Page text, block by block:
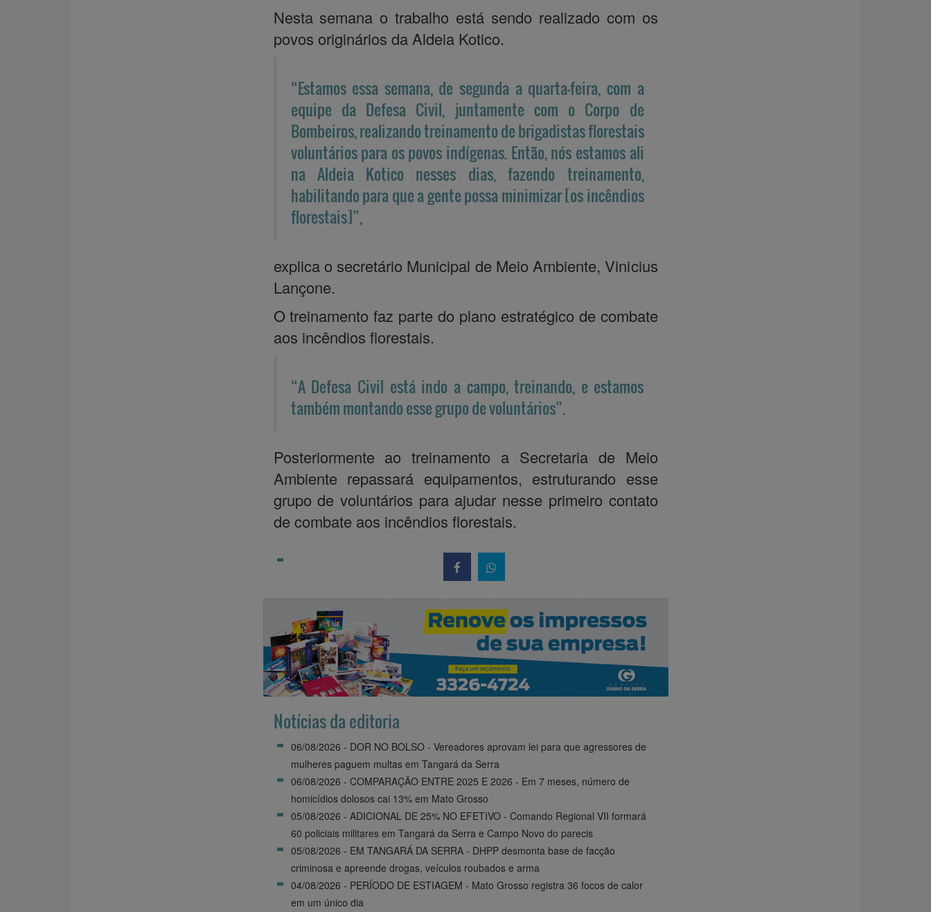
Nesta semana o trabalho está sendo realizado com os
povos originários da Aldeia Kotico.
“Estamos essa semana, de segunda a quarta-feira, com a
equipe da Defesa Civil, juntamente com o Corpo de
Bombeiros, realizando treinamento de brigadistas florestais
voluntários para os povos indígenas. Então, nós estamos ali
na Aldeia Kotico nesses dias, fazendo treinamento,
habilitando para que a gente possa minimizar [os incêndios
florestais]”,
explica o secretário Municipal de Meio Ambiente, Vinicius
Lançone.
O treinamento faz parte do plano estratégico de combate
aos incêndios florestais.
“A Defesa Civil está indo a campo, treinando, e estamos
também montando esse grupo de voluntários”.
Posteriormente ao treinamento a Secretaria de Meio
Ambiente repassará equipamentos, estruturando esse
grupo de voluntários para ajudar nesse primeiro contato
de combate aos incêndios florestais.
Notícias da editoria
06/08/2026 - DOR NO BOLSO - Vereadores aprovam lei para que agressores de
mulheres paguem multas em Tangará da Serra
06/08/2026 - COMPARAÇÃO ENTRE 2025 E 2026 - Em 7 meses, número de
homicídios dolosos cai 13% em Mato Grosso
05/08/2026 - ADICIONAL DE 25% NO EFETIVO - Comando Regional VII formará
60 policiais militares em Tangará da Serra e Campo Novo do parecis
05/08/2026 - EM TANGARÁ DA SERRA - DHPP desmonta base de facção
criminosa e apreende drogas, veículos roubados e arma
04/08/2026 - PERÍODO DE ESTIAGEM - Mato Grosso registra 36 focos de calor
em um único dia